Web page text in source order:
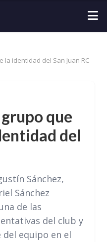
la identidad del San Juan RC
que
del
Sánchez,
Sánchez
de las
del club y
equipo en el